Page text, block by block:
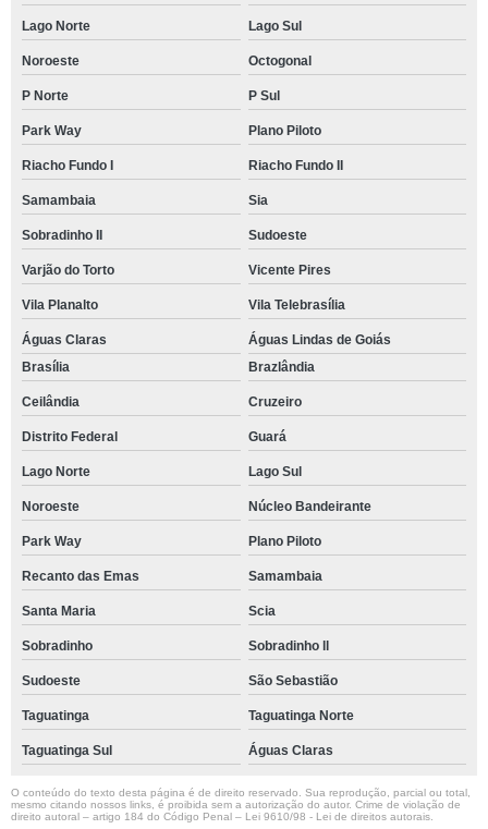
Lago Norte Lago Sul
Noroeste Octogonal
P Norte P Sul
Park Way Plano Piloto
Riacho Fundo I Riacho Fundo II
Samambaia Sia
Sobradinho II Sudoeste
Varjão do Torto Vicente Pires
Vila Planalto Vila Telebrasília
Águas Claras
Águas Lindas de Goiás
Brasília
Brazlândia
Ceilândia Cruzeiro
Distrito Federal Guará
Lago Norte Lago Sul
Noroeste Núcleo Bandeirante
Park Way Plano Piloto
Recanto das Emas Samambaia
Santa Maria Scia
Sobradinho Sobradinho ll
Sudoeste São Sebastião
Taguatinga Taguatinga Norte
Taguatinga Sul Águas Claras
O conteúdo do texto desta página é de direito reservado. Sua reprodução, parcial ou total,
mesmo citando nossos links, é proibida sem a autorização do autor. Crime de violação de
direito autoral – artigo 184 do Código Penal – Lei 9610/98 - Lei de direitos autorais